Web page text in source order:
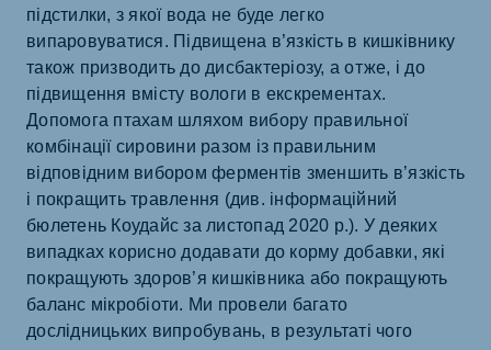
підстилки, з якої вода не буде легко
випаровуватися. Підвищена в’язкість в кишківнику
також призводить до дисбактеріозу, а отже, і до
підвищення вмісту вологи в екскрементах.
Допомога птахам шляхом вибору правильної
комбінації сировини разом із правильним
відповідним вибором ферментів зменшить в’язкість
і покращить травлення (див. інформаційний
бюлетень Коудайс за листопад 2020 р.). У деяких
випадках корисно додавати до корму добавки, які
покращують здоров’я кишківника або покращують
баланс мікробіоти. Ми провели багато
дослідницьких випробувань, в результаті чого